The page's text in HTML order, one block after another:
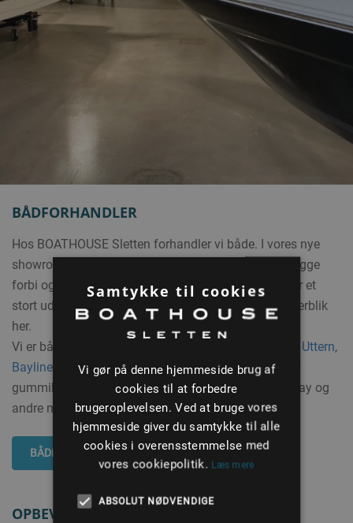
BÅDFORHANDLER
Hos BOATHOUSE Sletten forhandler vi både. I vores nye
showroom på Sletten havn er du velkommen til at kigge
forbi og se et udvalg af de både, vi har til salg. Vi har et
stort udvalg af nye og brugte både – få det fulde overblik
her.
Vi er bådforhandlere af både nye og brugte både fra Uttern,
Bayliner
, Heyday,Valiant Rib,Iron, Linder og Mercury
gummibåde, samt et udvalg af brugte både fra Searay og
andre mærker.
BÅDE TIL SALG
OPBEVARING AF BÅDE
Samtykke til cookies
Vi gør på denne hjemmeside brug af
cookies til at forbedre
brugeroplevelsen. Ved at bruge vores
hjemmeside giver du samtykke til alle
cookies i overensstemmelse med
vores cookiepolitik. Læs mere
ABSOLUT NØDVENDIGE